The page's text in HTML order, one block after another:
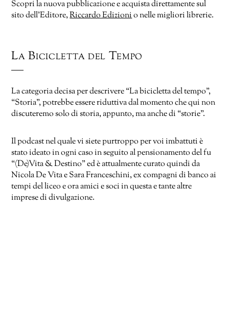
Scopri la nuova pubblicazione e acquista direttamente sul
sito dell’Editore,Riccardo Edizionio nelle migliori librerie.
La Bicicletta del Tempo
La categoria decisa per descrivere “La bicicletta del tempo”,
“Storia”, potrebbe essere riduttiva dal momento che qui non
discuteremo solo di storia, appunto, ma anche di “storie”.
Il podcast nel quale vi siete purtroppo per voi imbattuti è
stato ideato in ogni caso in seguito al pensionamento del fu
“(De)Vita & Destino” ed è attualmente curato quindi da
Nicola De Vita e Sara Franceschini, ex compagni di banco ai
tempi del liceo e ora amici e soci in questa e tante altre
imprese di divulgazione.